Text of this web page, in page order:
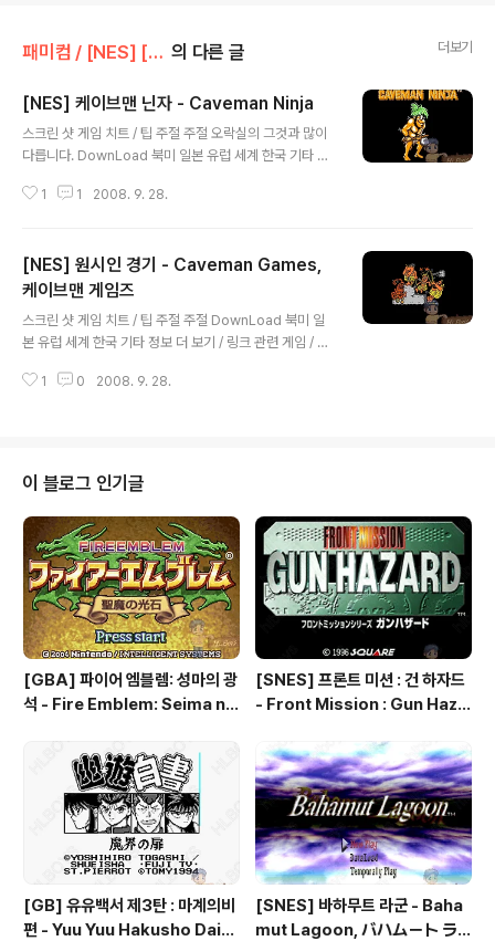
패미컴 / [NES] [FC]/액션/아케이드 의 다른 글 더보기
[NES] 케이브맨 닌자 - Caveman Ninja
스크린 샷 게임 치트 / 팁 주절 주절 오락실의 그것과 많이
다릅니다. DownLoad 북미 일본 유럽 세계 한국 기타 정
이브/액션/아케이드] - [GEN] 죠 & 맥 : 케이브맨 닌자 - J
1 1 2008. 9. 28.
[NES] 원시인 경기 - Caveman Games,
케이브맨 게임즈
스크린 샷 게임 치트 / 팁 주절 주절 DownLoad 북미 일
본 유럽 세계 한국 기타 정보 더 보기 / 링크 관련 게임 / 다
1 0 2008. 9. 28.
이 블로그 인기글
[GBA] 파이어 엠블렘: 성마의 광
석 - Fire Emblem: Seima no
ム 聖魔の光石, 파이어 엠블렘:
더 세이크리드 스톤즈 - Fire Em
blem: The Sacred Stones
[SNES] 프론트 미션 : 건 하자드
- Front Mission : Gun Haza
ズ ガンハザード
[GB] 유유백서 제3탄 : 마계의비
편 - Yuu Yuu Hakusho Dai-3
[SNES] 바하무트 라군 - Baha
mut Lagoon, バハムート ラ